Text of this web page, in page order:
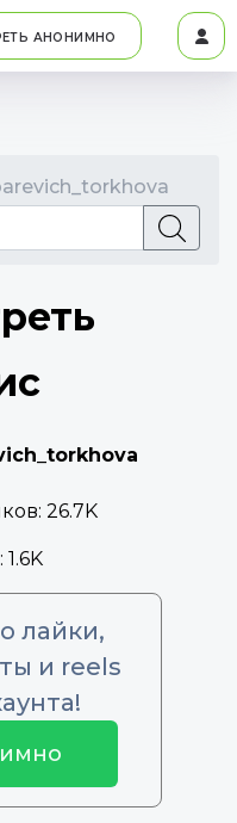
АНОНИМНО
26.7K
1.6K
лайки,
и reels